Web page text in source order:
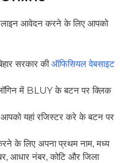
आवेदन करने के लिए आपको
सरकार कीऑफिसियल वेबसाइट
में BLUY के बटन पर क्लिक
आपको यहां रजिस्टर करे के बटन पर
के लिए अपना प्रथम नाम, मध्य
आधार नंबर, कोटि और जिला